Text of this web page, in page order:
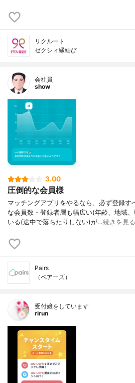
リクルート
ゼクシィ縁結び
会社員
show
3.00
圧倒的な会員様
マッチングアプリをやるなら、必ず登録す
な会員数・登録者層も幅広い(年齢、地域
いる(途中で落ちたりしない)が…続きを見る
Pairs
（ペアーズ）
受付嬢をしています
rirun